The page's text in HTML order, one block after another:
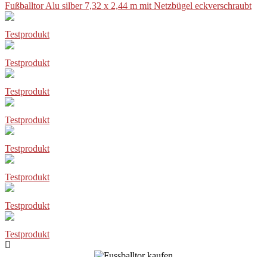
Fußballtor Alu silber 7,32 x 2,44 m mit Netzbügel eckverschraubt
Testprodukt
Testprodukt
Testprodukt
Testprodukt
Testprodukt
Testprodukt
Testprodukt
Testprodukt